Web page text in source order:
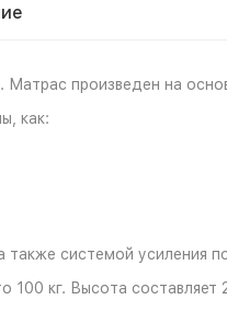
произведен на
как:
системой усиления
100 кг. Высота составляет